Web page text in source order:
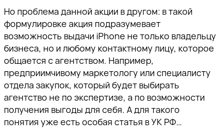
Но проблема данной акции в другом: в такой
формулировке акция подразумевает
возможность выдачи iPhone не только владельцу
бизнеса, но и любому контактному лицу, которое
общается с агентством. Например,
предприимчивому маркетологу или специалисту
отдела закупок, который будет выбирать
агентство не по экспертизе, а по возможности
получения выгоды для себя. А для такого
понятия уже есть особая статья в УК РФ…